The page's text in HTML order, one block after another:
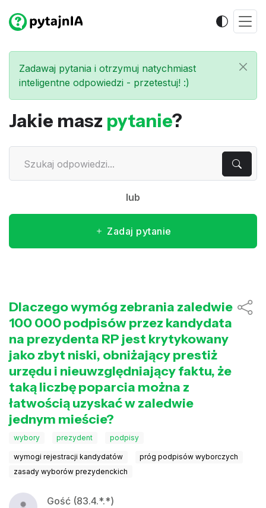
Zadawaj pytania i otrzymuj natychmiast
inteligentne odpowiedzi - przetestuj! :)
Jakie masz pytanie?
lub
Zadaj pytanie
Dlaczego wymóg zebrania zaledwie
100 000 podpisów przez kandydata
na prezydenta RP jest krytykowany
jako zbyt niski, obniżający prestiż
urzędu i nieuwzględniający faktu, że
taką liczbę poparcia można z
łatwością uzyskać w zaledwie
jednym mieście?
wybory prezydent podpisy
wymogi rejestracji kandydatów
próg podpisów wyborczych
zasady wyborów prezydenckich
Gość (83.4.*.*)